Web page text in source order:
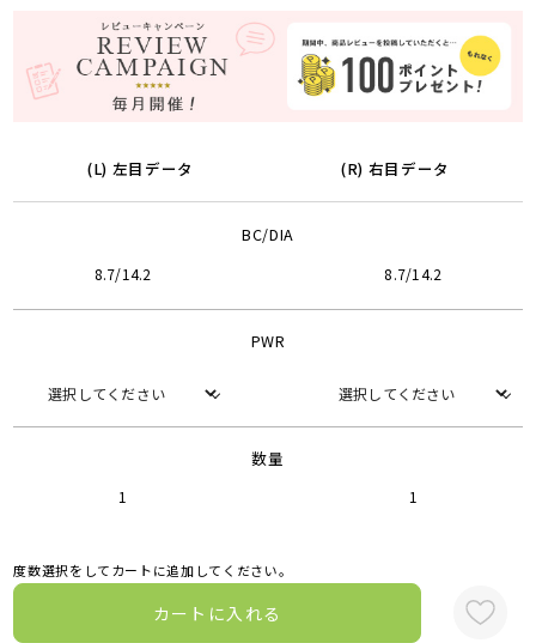
(L) 左目データ (R) 右目データ
BC/DIA
8.7/14.2 8.7/14.2
PWR
数量
1 1
度数選択をしてカートに追加してください。
カートに入れる